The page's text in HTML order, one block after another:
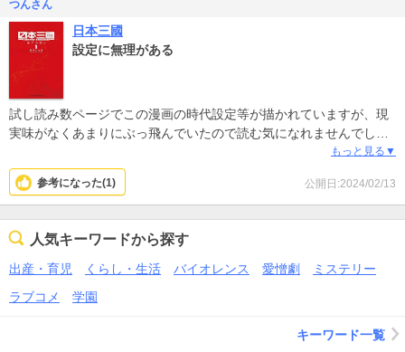
この漫画…教養と柔軟性が無い人には楽しめないかもしれないが、
好きな人はめっちゃハマると思う。
つんさん
日本三國
設定に無理がある
試し読み数ページでこの漫画の時代設定等が描かれていますが、現
実味がなくあまりにぶっ飛んでいたので読む気になれませんでし
もっと見る▼
公開日:2024/02/13
参考になった(1)
人気キーワードから探す
出産・育児 くらし・生活 バイオレンス 愛憎劇
ミステリー
ラブコメ
学園
キーワード一覧